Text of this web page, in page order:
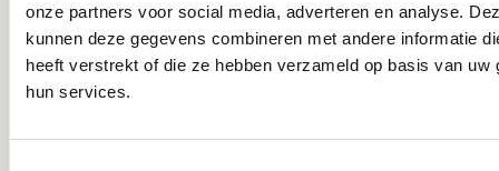
onze partners voor social media, adverteren en analyse.
kunnen deze gegevens combineren met andere informatie
heeft verstrekt of die ze hebben verzameld op basis van uw
hun services.
weken nodig hebben, matcht het Easzy-platform
jouw aanvraag binnen enkele uren met
beschikbare hostesses in de provincie.
Via het platform van ons